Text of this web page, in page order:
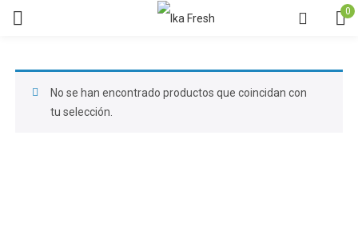
0
No se han encontrado productos que coincidan con
tu selección.